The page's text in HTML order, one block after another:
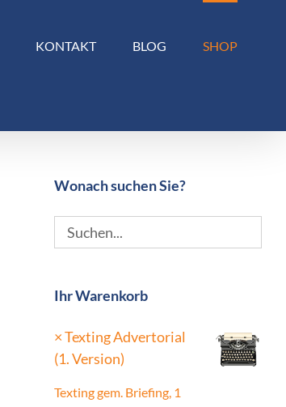
KONTAKT BLOG SHOP
Wonach suchen Sie?
Ihr Warenkorb
×Texting Advertorial
(1. Version)
Texting gem. Briefing, 1